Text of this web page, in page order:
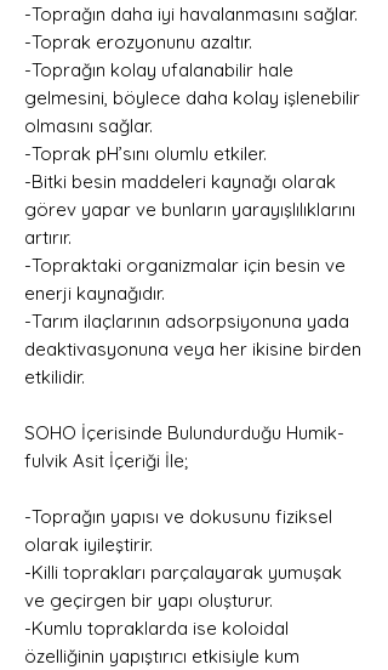
-Toprağın daha iyi havalanmasını sağlar.
-Toprak erozyonunu azaltır.
-Toprağın kolay ufalanabilir hale
gelmesini, böylece daha kolay işlenebilir
olmasını sağlar.
-Toprak pH’sını olumlu etkiler.
-Bitki besin maddeleri kaynağı olarak
görev yapar ve bunların yarayışlılıklarını
artırır.
-Topraktaki organizmalar için besin ve
enerji kaynağıdır.
-Tarım ilaçlarının adsorpsiyonuna yada
deaktivasyonuna veya her ikisine birden
etkilidir.
SOHO İçerisinde Bulundurduğu Humik-
fulvik Asit İçeriği İle;
-Toprağın yapısı ve dokusunu fiziksel
olarak iyileştirir.
-Killi toprakları parçalayarak yumuşak
ve geçirgen bir yapı oluşturur.
-Kumlu topraklarda ise koloidal
özelliğinin yapıştırıcı etkisiyle kum